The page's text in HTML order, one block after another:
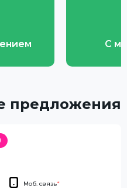
С
предложения
Моб. связь*